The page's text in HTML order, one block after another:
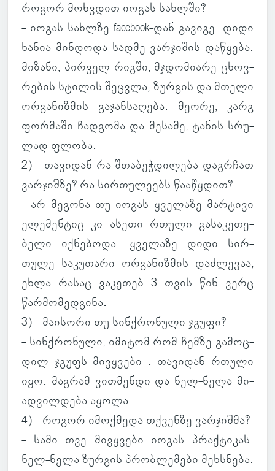
როგორ მოხ­ვდით იოგას სახ­ლში?
- იოგას სახლზე facebook-დან გა­ვიგე. დიდი
ხანია მინ­დოდა სადმე ვარ­ჯი­შის და­წყება.
მი­ზანი, პირ­ველ რიგში, მჯდო­მი­არე ცხოვ­
რე­ბის სტი­ლის შეც­ვლა, ზურ­გის და მთელი
ორ­გა­ნიზ­მის გა­ჯან­სა­ღება. მეორე, კარგ
ფორ­მაში ჩად­გომა და მე­სამე, ტანის სრუ­
ლად ფლობა.
2) - თა­ვი­დან რა შთა­ბეჭ­დი­ლება დაგ­რჩათ
ვარ­ჯიშზე? რა სირ­თუ­ლე­ებს წა­ა­წყდით?
- არ მე­გონა თუ იოგას ყვე­ლაზე მარ­ტივი
ელე­მენ­ტიც კი ასეთი რთული გა­სა­კე­თე­
ბელი იქ­ნე­ბოდა. ყვე­ლაზე დიდი სირ­
თულე სა­კუ­თარი ორ­გა­ნიზ­მის დაძ­ლე­ვაა,
ეხლა რასაც ვა­კე­თებ 3 თვის წინ ვერც
წარ­მო­მედ­გინა.
3) - მა­ი­სორი თუ სინ­ქრო­ნული ჯგუფი?
- სინ­ქრო­ნული, იმი­ტომ რომ ჩემზე გა­მოც­
დილ ჯგუფს მივ­ყვები . თა­ვი­დან რთული
იყო. მაგ­რამ ვით­მენდი და ნელ-ნელა მი­
ად­ვილ­დება აყოლა.
4) - როგორ იმოქ­მედა თქვენზე ვარ­ჯიშმა?
- სამი თვე მივ­ყვები იოგას პრაქ­ტი­კას.
ნელ-ნელა ზურ­გის პრობ­ლე­მები მეხ­სნება.